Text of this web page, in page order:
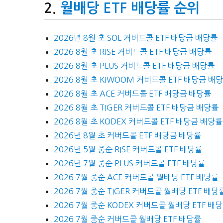
월배당 ETF 배당률 순위
2026년 8월 초 SOL 커버드콜 ETF 배당금 배당률
2026 8월 초 RISE 커버드콜 ETF 배당금 배당률
2026 8월 초 PLUS 커버드콜 ETF 배당금 배당률
2026 8월 초 KIWOOM 커버드콜 ETF 배당금 배
2026 8월 초 ACE 커버드콜 ETF 배당금 배당률
2026 8월 초 TIGER 커버드콜 ETF 배당금 배당률
2026 8월 초 KODEX 커버드콜 ETF 배당금 배당률
2026년 8월 초 커버드콜 ETF 배당금 배당률
2026년 5월 중순 RISE 커버드콜 ETF 배당률
2026년 7월 중순 PLUS 커버드콜 ETF 배당률
2026 7월 중순 ACE 커버드콜 월배당 ETF 배당률
2026 7월 중순 TIGER 커버드콜 월배당 ETF 배당
2026 7월 중순 KODEX 커버드콜 월배당 ETF 배
2026 7월 중순 커버드콜 월배당 ETF 배당률